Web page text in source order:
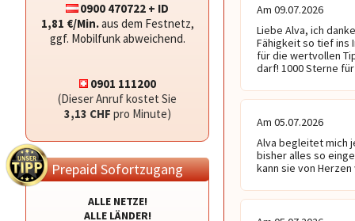
0900 470722 + ID
1,81 €/Min.aus dem Festnetz,
ggf. Mobilfunk abweichend.
0901 111200
(Dieser Anruf kostet Sie
3,13 CHF pro Minute)
Prepaid Sofortzugang
ALLE NETZE!
ALLE LÄNDER!
Am 09.07.2026
Liebe Alva, ich
Fähigkeit so tief ins
für die wertvollen
darf! 1000 Sterne für
Am 05.07.2026
Alva begleitet mich
bisher alles so
kann sie von